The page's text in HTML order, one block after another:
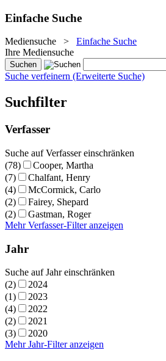
Einfache Suche
Mediensuche > Einfache Suche
Ihre Mediensuche
Suche verfeinern (Erweiterte Suche)
Suchfilter
Verfasser
Suche auf Verfasser einschränken
(78)
Cooper, Martha
(7)
Chalfant, Henry
(4)
McCormick, Carlo
(2)
Fairey, Shepard
(2)
Gastman, Roger
Mehr Verfasser-Filter anzeigen
Jahr
Suche auf Jahr einschränken
(2)
2024
(1)
2023
(4)
2022
(2)
2021
(3)
2020
Mehr Jahr-Filter anzeigen